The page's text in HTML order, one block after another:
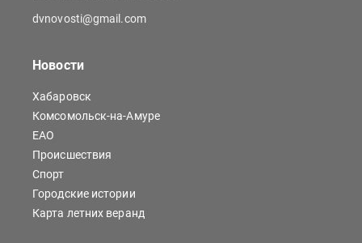
dvnovosti@gmail.com
Новости
Хабаровск
Комсомольск-на-Амуре
ЕАО
Происшествия
Спорт
Городские истории
Карта летних веранд